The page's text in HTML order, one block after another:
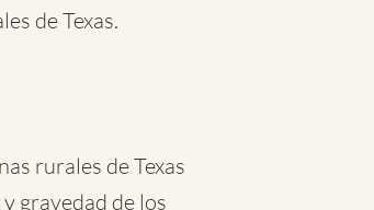
de Texas.
rurales de Texas
gravedad de los